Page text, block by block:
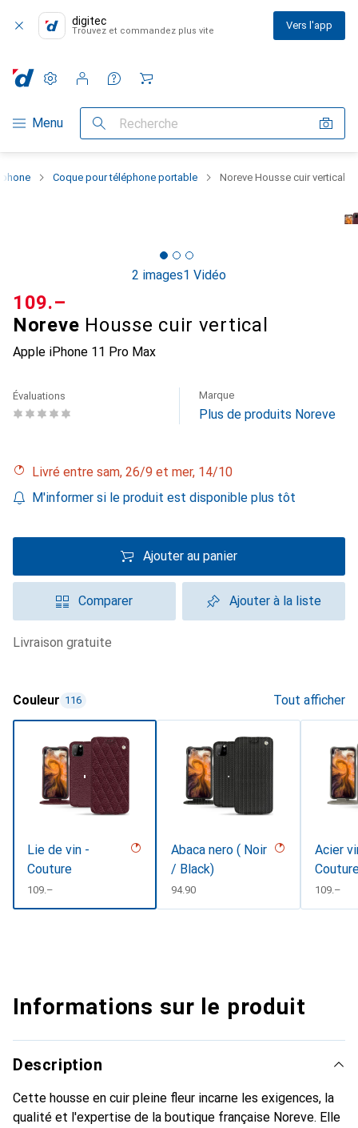
digitec
Trouvez et commandez plus vite Vers l'app
Navigation par catégorie
Menu Recherche
Paramètres
Compte client
Listes de comparaison
Listes d'envies
Panier
Coque pour téléphone portable Noreve Housse cuir vertical
2 images1 Vidéo
Noreve Housse cuir vertical
Apple iPhone 11 Pro Max
CHF
109.–
Évaluations Marque
Plus de produits Noreve
Livré entre sam, 26/9 et mer, 14/10
M'informer si le produit est disponible plus tôt
Ajouter au panier
Comparer Ajouter à la liste
livraison gratuite
Couleur 116 Tout afficher
Lie de vin -
Couture
CHF
109.–
Abaca nero ( Noir
/ Black)
CHF
94.90
Acier
CHF
109.–
Informations sur le produit
Description
Cette housse en cuir pleine fleur incarne les exigences, la
qualité et l'expertise de la boutique française Noreve. Elle